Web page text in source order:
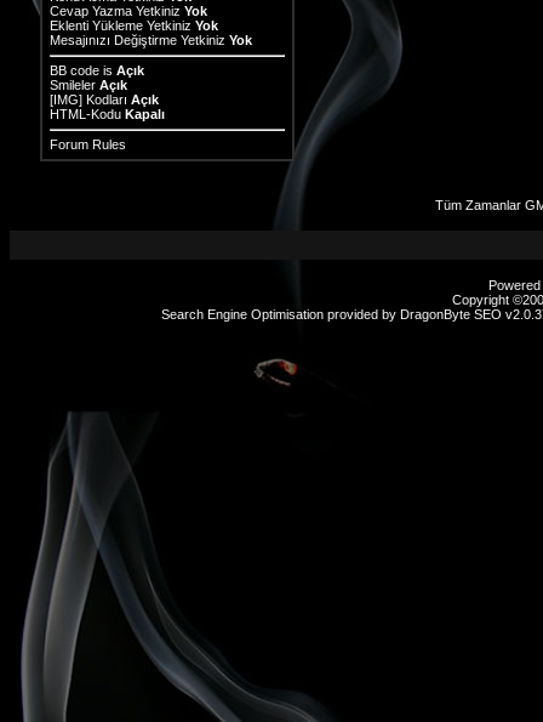
Cevap Yazma Yetkiniz Yok
Eklenti Yükleme Yetkiniz Yok
Mesajınızı Değiştirme Yetkiniz Yok
BB code is Açık
Smileler Açık
[IMG] Kodları Açık
HTML-Kodu Kapalı
Forum Rules
Tüm Zamanlar
Copyright
Search Engine Optimisation provided by DragonByte SEO